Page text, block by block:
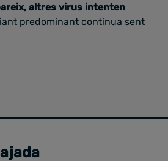
altres virus intenten
predominant continua sent